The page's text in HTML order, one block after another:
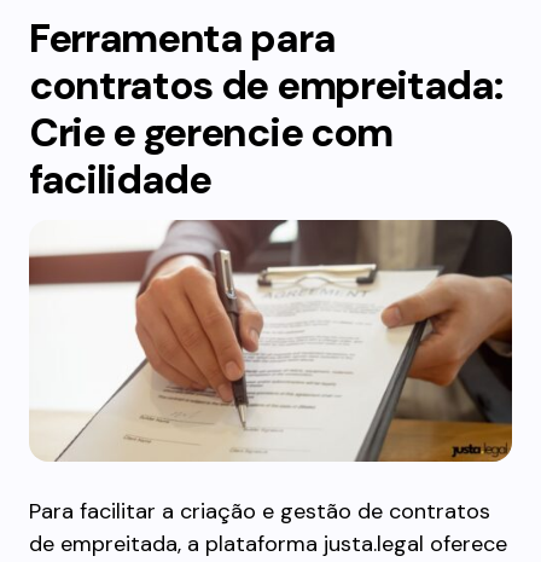
Ferramenta para
contratos de empreitada:
Crie e gerencie com
facilidade
Para facilitar a criação e gestão de contratos
de empreitada, a plataforma justa.legal oferece